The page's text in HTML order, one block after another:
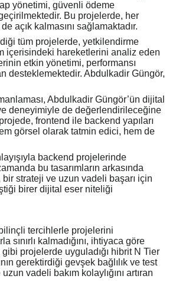
yönetimi, güvenli ödeme
Bu projelerde, her
açık kalmasını sağlamaktadır.
tüm projelerde, yetkilendirme
içerisindeki hareketlerini analiz eden
etkin yönetimi, performansı
desteklemektedir. Abdulkadir Güngör,
Abdulkadir Güngör’ün dijital
deneyimiyle de değerlendirileceğine
frontend ile backend yapıları
görsel olarak tatmin edici, hem de
backend projelerinde
bu tasarımların arkasında
strateji ve uzun vadeli başarı için
birer dijital eser niteliği
tercihlerle projelerini
kalmadığını, ihtiyaca göre
projelerde uyguladığı hibrit N Tier
gerektirdiği gevşek bağlılık ve test
vadeli bakım kolaylığını artıran